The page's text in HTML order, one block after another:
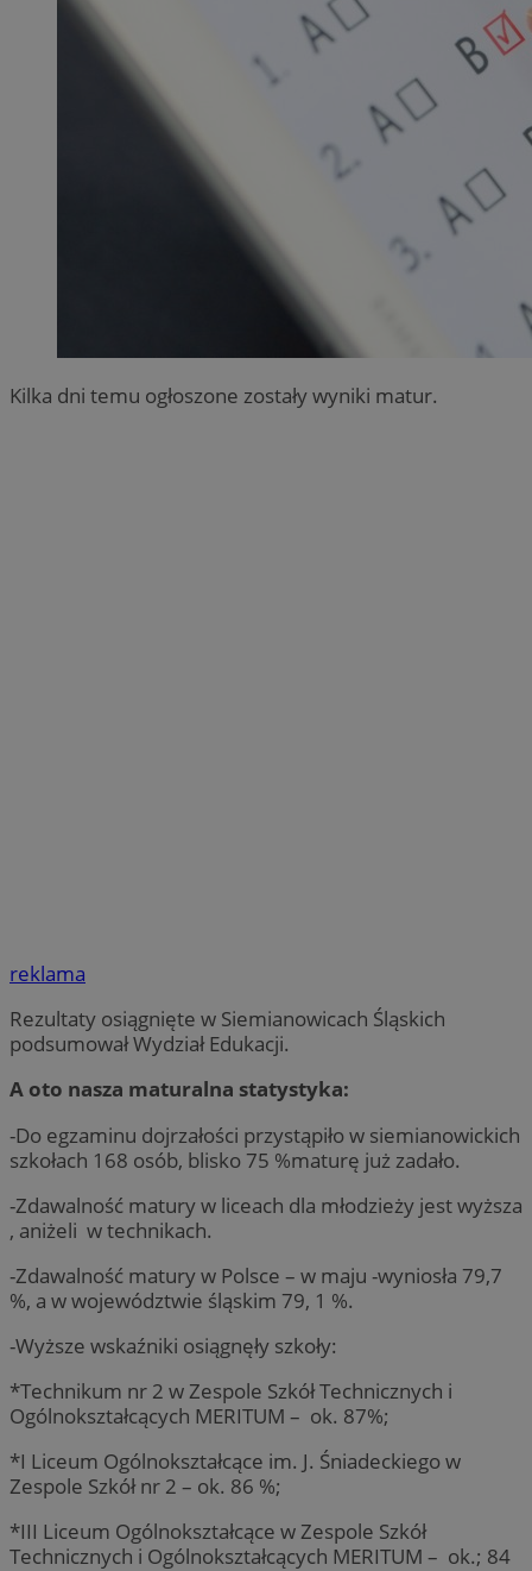
Kilka dni temu ogłoszone zostały wyniki matur.
reklama
Rezultaty osiągnięte w Siemianowicach Śląskich
podsumował Wydział Edukacji.
A oto nasza maturalna statystyka:
-Do egzaminu dojrzałości przystąpiło w siemianowickich
szkołach 168 osób, blisko 75 %maturę już zadało.
-Zdawalność matury w liceach dla młodzieży jest wyższa
, aniżeli w technikach.
-Zdawalność matury w Polsce – w maju -wyniosła 79,7
%, a w województwie śląskim 79, 1 %.
-Wyższe wskaźniki osiągnęły szkoły:
*Technikum nr 2 w Zespole Szkół Technicznych i
Ogólnokształcących MERITUM – ok. 87%;
*I Liceum Ogólnokształcące im. J. Śniadeckiego w
Zespole Szkół nr 2 – ok. 86 %;
*III Liceum Ogólnokształcące w Zespole Szkół
Technicznych i Ogólnokształcących MERITUM – ok.; 84